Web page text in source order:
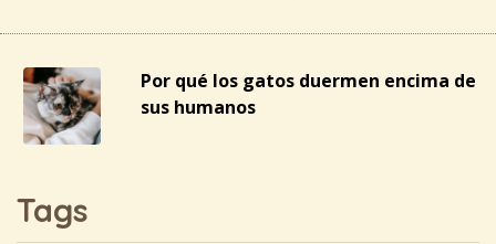
Por qué los gatos duermen encima de
sus humanos
Tags